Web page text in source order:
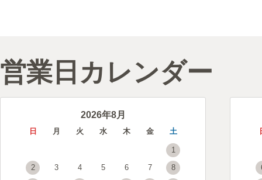
営業日カレンダー
2026年8月
日 月 火 水 木 金 土
1
2
3 4 5 6 7
8